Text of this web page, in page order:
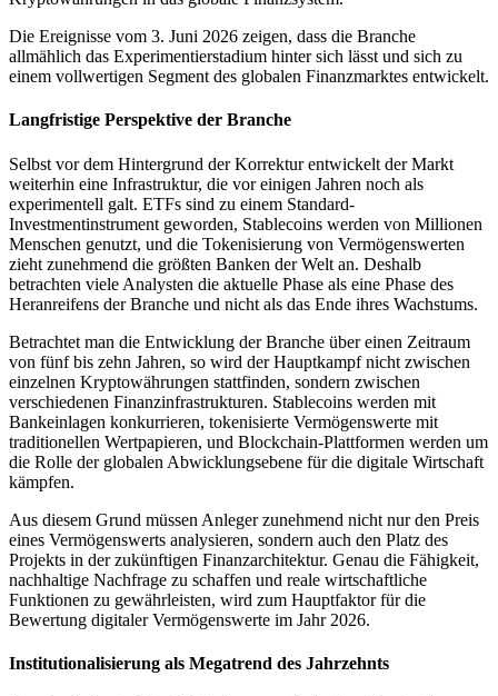
Die Ereignisse vom 3. Juni 2026 zeigen, dass die Branche
allmählich das Experimentierstadium hinter sich lässt und sich zu
einem vollwertigen Segment des globalen Finanzmarktes entwickelt.
Langfristige Perspektive der Branche
Selbst vor dem Hintergrund der Korrektur entwickelt der Markt
weiterhin eine Infrastruktur, die vor einigen Jahren noch als
experimentell galt. ETFs sind zu einem Standard-
Investmentinstrument geworden, Stablecoins werden von Millionen
Menschen genutzt, und die Tokenisierung von Vermögenswerten
zieht zunehmend die größten Banken der Welt an. Deshalb
betrachten viele Analysten die aktuelle Phase als eine Phase des
Heranreifens der Branche und nicht als das Ende ihres Wachstums.
Betrachtet man die Entwicklung der Branche über einen Zeitraum
von fünf bis zehn Jahren, so wird der Hauptkampf nicht zwischen
einzelnen Kryptowährungen stattfinden, sondern zwischen
verschiedenen Finanzinfrastrukturen. Stablecoins werden mit
Bankeinlagen konkurrieren, tokenisierte Vermögenswerte mit
traditionellen Wertpapieren, und Blockchain-Plattformen werden um
die Rolle der globalen Abwicklungsebene für die digitale Wirtschaft
kämpfen.
Aus diesem Grund müssen Anleger zunehmend nicht nur den Preis
eines Vermögenswerts analysieren, sondern auch den Platz des
Projekts in der zukünftigen Finanzarchitektur. Genau die Fähigkeit,
nachhaltige Nachfrage zu schaffen und reale wirtschaftliche
Funktionen zu gewährleisten, wird zum Hauptfaktor für die
Bewertung digitaler Vermögenswerte im Jahr 2026.
Institutionalisierung als Megatrend des Jahrzehnts